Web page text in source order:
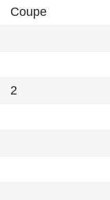
Coupe
2